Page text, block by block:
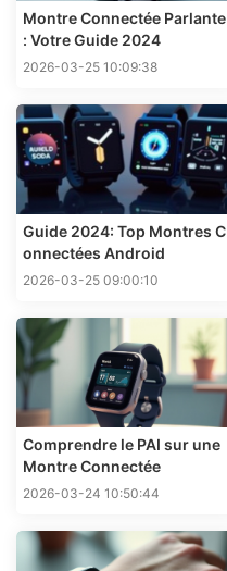
Montre Connectée Parlante
: Votre Guide 2024
2026-03-25 10:09:38
Guide 2024: Top Montres C
onnectées Android
2026-03-25 09:00:10
Comprendre le PAI sur une
Montre Connectée
2026-03-24 10:50:44